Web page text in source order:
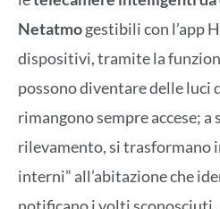
Netatmogestibili con l’app
dispositivi, tramite la
possono diventare delle luci
rimangono sempre accese; a
rilevamento, si trasformano
interni” all’abitazione che